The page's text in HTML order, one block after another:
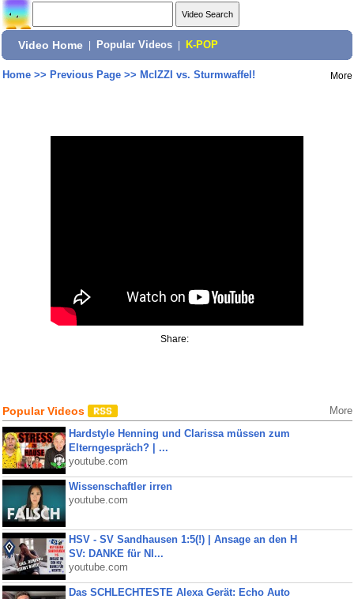
Video Home Popular Videos K-POP
Home>> Previous Page>> McIZZI vs. Sturmwaffel! More
Share:
Popular Videos More
Hardstyle Henning und Clarissa müssen zum
Elterngespräch? | ...
youtube.com
Wissenschaftler irren
youtube.com
HSV - SV Sandhausen 1:5(!) | Ansage an den H
SV: DANKE für NI...
youtube.com
Das SCHLECHTESTE Alexa Gerät: Echo Auto